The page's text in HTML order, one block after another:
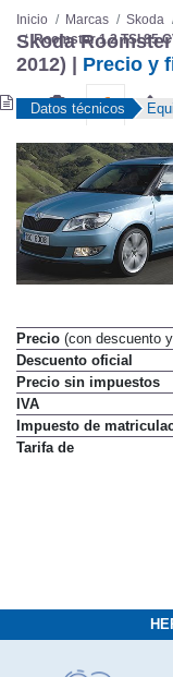
Inicio Marcas Skoda
Roomster 1.2 TSI 85
Skoda
2012) | Precio y
Datos técnicos
Precio (con descuento
Descuento oficial
Precio sin impuestos
IVA
Impuesto de
Tarifa de